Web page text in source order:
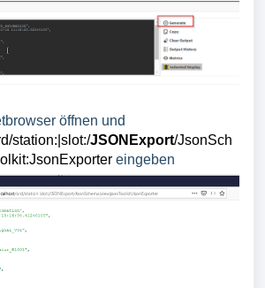
öffnen und
station:|slot:/JSONExport/JsonSch
eingeben